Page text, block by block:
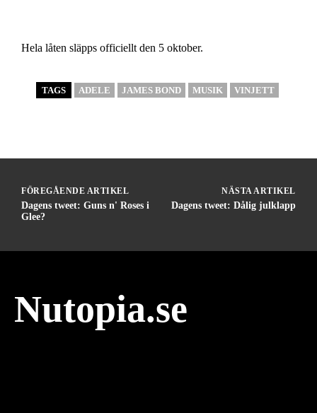
Hela låten släpps officiellt den 5 oktober.
TAGS ADELE JAMES BOND MUSIK VINJETT
FÖREGÅENDE ARTIKEL
Dagens tweet: Guns n' Roses i
Glee?
NÄSTA ARTIKEL
Dagens tweet: Dålig julklapp
Nutopia.se